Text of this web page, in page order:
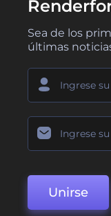
Sea de los
últimas
Unirse